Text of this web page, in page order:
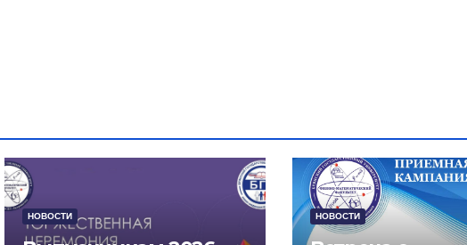
НОВОСТИ НОВОСТИ